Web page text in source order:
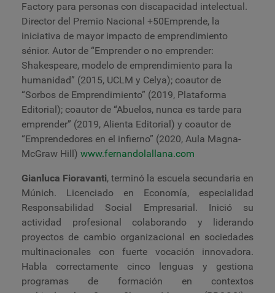
Factory para personas con discapacidad intelectual.
Director del Premio Nacional +50Emprende, la
iniciativa de mayor impacto de emprendimiento
sénior. Autor de “Emprender o no emprender:
Shakespeare, modelo de emprendimiento para la
humanidad” (2015, UCLM y Celya); coautor de
“Sorbos de Emprendimiento” (2019, Plataforma
Editorial); coautor de “Abuelos, nunca es tarde para
emprender” (2019, Alienta Editorial) y coautor de
“Emprendedores en el infierno” (2020, Aula Magna-
McGraw Hill) www.fernandolallana.com
Gianluca Fioravanti, terminó la escuela secundaria en
Múnich. Licenciado en Economía, especialidad
Responsabilidad Social Empresarial. Inició su
actividad profesional colaborando y liderando
proyectos de cambio organizacional en sociedades
multinacionales con fuerte vocación innovadora.
Habla correctamente cinco lenguas y gestiona
programas de formación en contextos